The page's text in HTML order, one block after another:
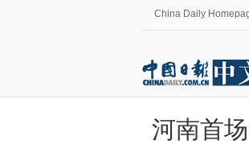
China Daily
河南首